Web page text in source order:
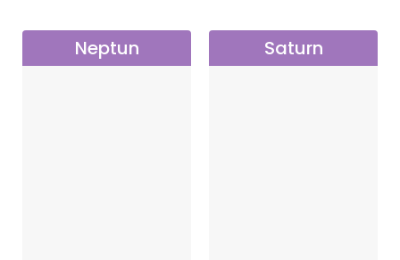
Neptun Saturn